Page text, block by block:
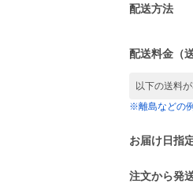
配送方法
配送料金（送
以下の送料
※離島などの
お届け日指
注文から発